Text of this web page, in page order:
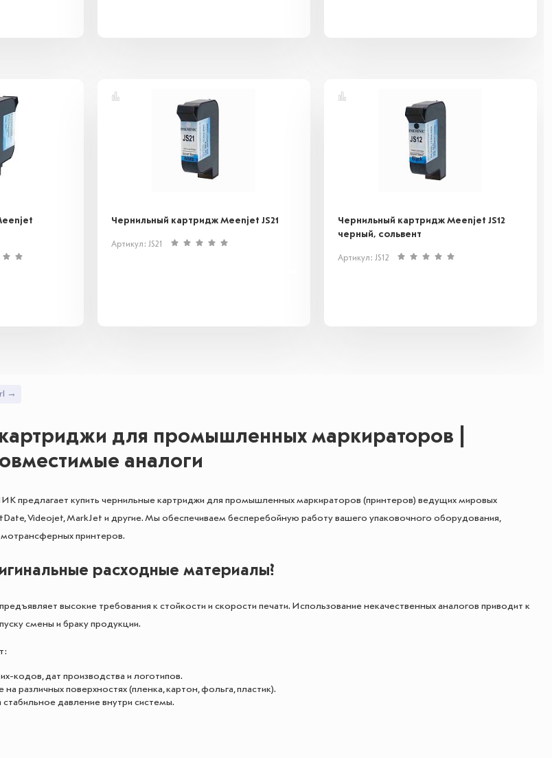
Чернильный картридж Meenjet JS21
Артикул: JS21
Чернильный картридж Meenjet JS12
черный, сольвент
Артикул: JS12
→
для промышленных маркираторов |
аналоги
предлагает купить чернильные картриджи для промышленных маркираторов (принтеров) ведущих мировых
Videojet, MarkJet и другие. Мы обеспечиваем бесперебойную работу вашего упаковочного оборудования,
принтеров.
расходные материалы?
высокие требования к стойкости и скорости печати. Использование некачественных аналогов приводит к
смены и браку продукции.
кодов, дат производства и логотипов.
различных поверхностях (пленка, картон, фольга, пластик).
стабильное давление внутри системы.